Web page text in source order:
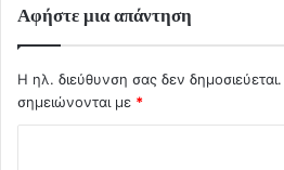
Αφήστε μια απάντηση
Η ηλ. διεύθυνση σας δεν δημοσιεύεται.
σημειώνονται με *